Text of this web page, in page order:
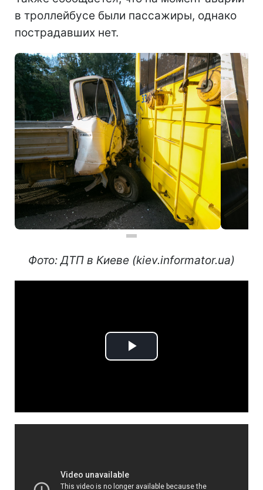
в троллейбусе были пассажиры, однако
пострадавших нет.
Фото: ДТП в Киеве (kiev.informator.ua)
Play